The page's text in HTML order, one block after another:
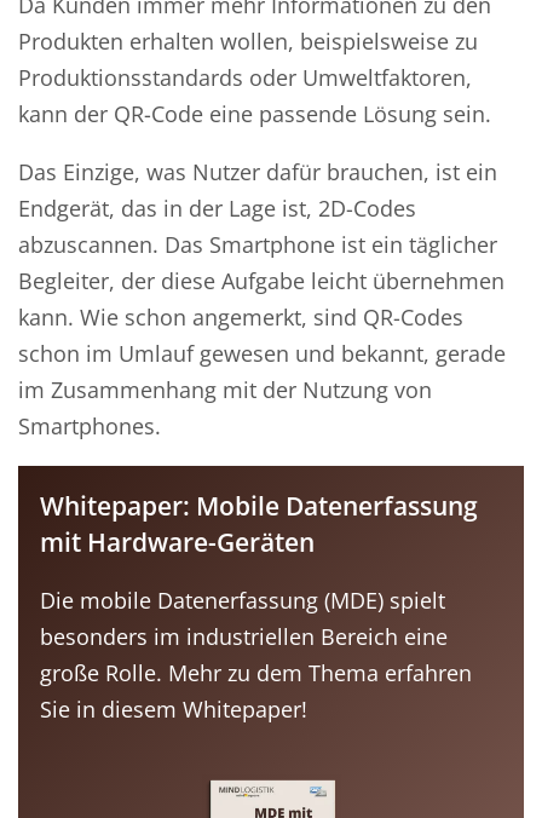
Produkten erhalten wollen, beispielsweise zu
Produktionsstandards oder Umweltfaktoren,
kann der QR-Code eine passende Lösung sein.
Das Einzige, was Nutzer dafür brauchen, ist ein
Endgerät, das in der Lage ist, 2D-Codes
abzuscannen. Das Smartphone ist ein täglicher
Begleiter, der diese Aufgabe leicht übernehmen
kann. Wie schon angemerkt, sind QR-Codes
schon im Umlauf gewesen und bekannt, gerade
im Zusammenhang mit der Nutzung von
Smartphones.
Whitepaper: Mobile Datenerfassung
mit Hardware-Geräten
Die mobile Datenerfassung (MDE) spielt
besonders im industriellen Bereich eine
große Rolle. Mehr zu dem Thema erfahren
Sie in diesem Whitepaper!